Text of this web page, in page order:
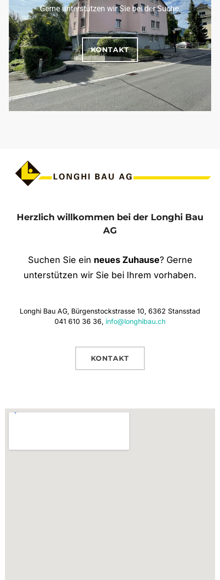
Gerne unterstützen wir Sie bei der Suche.
KONTAKT
Herzlich willkommen bei der Longhi Bau
AG
Suchen Sie ein neues Zuhause? Gerne
unterstützen wir Sie bei Ihrem vorhaben.
Longhi Bau AG, Bürgenstockstrasse 10, 6362 Stansstad
041 610 36 36, info@longhibau.ch
KONTAKT